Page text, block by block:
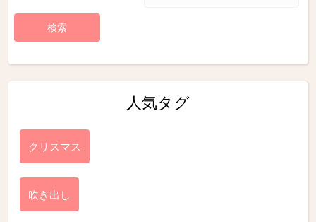
人気タグ
クリスマス
吹き出し